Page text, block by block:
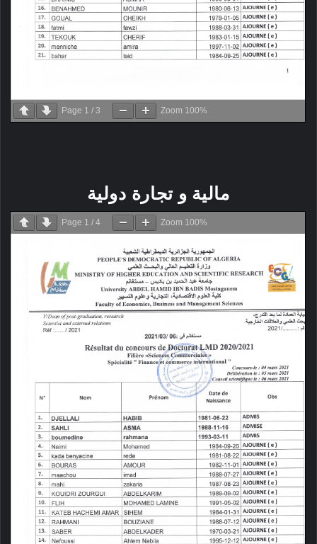
Page 1 / 3 Zoom 100%
مالية و تجارة دولية
Page 1 / 4 Zoom 100%